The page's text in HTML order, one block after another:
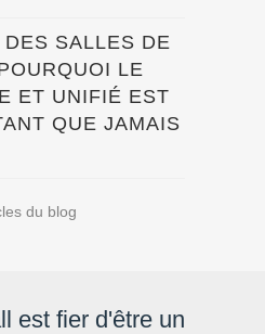
SALLES DE
LE
ET UNIFIÉ EST
QUE JAMAIS
du blog
est fier d'être un